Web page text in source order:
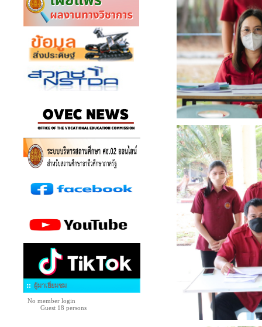
ผู้มาเยี่ยมชม
No member login
Guest 18 persons